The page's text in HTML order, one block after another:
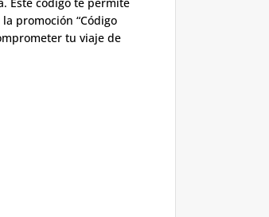
promoción “Código
tu viaje de